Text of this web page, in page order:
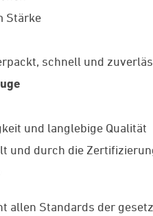
Stärke
schnell und
und langlebige Qualität
und durch die
allen Standards der